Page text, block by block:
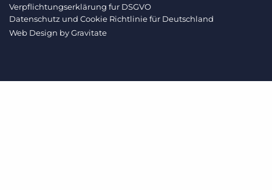
Verpflichtungserklärung fur DSGVO
Datenschutz und Cookie Richtlinie für Deutschland
Web Design byGravitate